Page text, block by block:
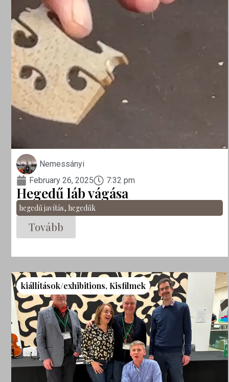
Nemessányi
February 26, 2025
7:32 pm
Hegedű láb vágása
hegedű javítás, hegedűk
Tovább
kiállítások/exhibitions, Kisfilmek